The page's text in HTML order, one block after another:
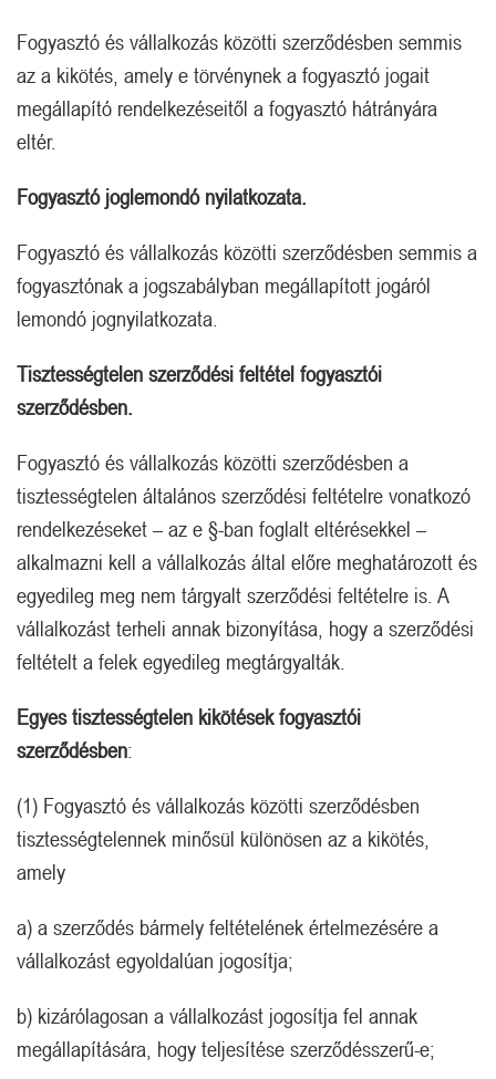
Fogyasztó és vállalkozás közötti szerződésben semmis
az a kikötés, amely e törvénynek a fogyasztó jogait
megállapító rendelkezéseitől a fogyasztó hátrányára
eltér.
Fogyasztó joglemondó nyilatkozata.
Fogyasztó és vállalkozás közötti szerződésben semmis a
fogyasztónak a jogszabályban megállapított jogáról
lemondó jognyilatkozata.
Tisztességtelen szerződési feltétel fogyasztói
szerződésben.
Fogyasztó és vállalkozás közötti szerződésben a
tisztességtelen általános szerződési feltételre vonatkozó
rendelkezéseket – az e §-ban foglalt eltérésekkel –
alkalmazni kell a vállalkozás által előre meghatározott és
egyedileg meg nem tárgyalt szerződési feltételre is. A
vállalkozást terheli annak bizonyítása, hogy a szerződési
feltételt a felek egyedileg megtárgyalták.
Egyes tisztességtelen kikötések fogyasztói
szerződésben:
(1) Fogyasztó és vállalkozás közötti szerződésben
tisztességtelennek minősül különösen az a kikötés,
amely
a) a szerződés bármely feltételének értelmezésére a
vállalkozást egyoldalúan jogosítja;
b) kizárólagosan a vállalkozást jogosítja fel annak
megállapítására, hogy teljesítése szerződésszerű-e;